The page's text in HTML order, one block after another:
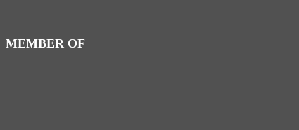
MEMBER OF